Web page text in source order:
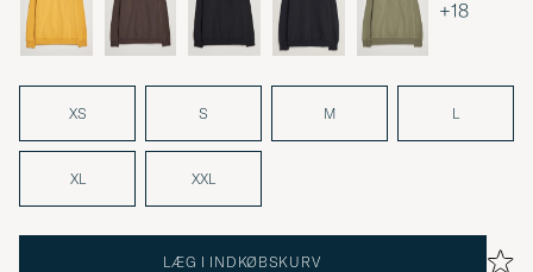
+18
XS S M L
XL XXL
LÆG I INDKØBSKURV